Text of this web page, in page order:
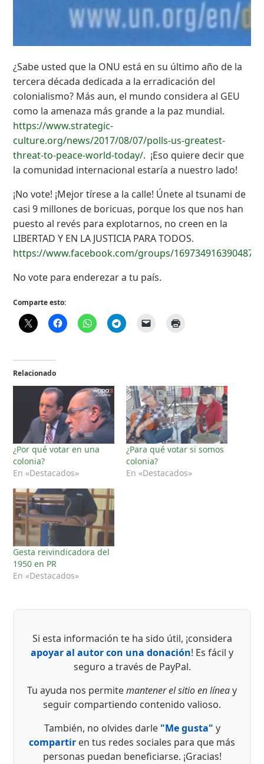
¿Sabe usted que la ONU está en su último año de la
tercera década dedicada a la erradicación del
colonialismo? Más aun, el mundo considera al GEU
como la amenaza más grande a la paz mundial.
https://www.strategic-
culture.org/news/2017/08/07/polls-us-greatest-
threat-to-peace-world-today/. ¡Eso quiere decir que
la comunidad internacional estaría a nuestro lado!
¡No vote! ¡Mejor tírese a la calle! Únete al tsunami de
casi 9 millones de boricuas, porque los que nos han
puesto al revés para explotarnos, no creen en la
LIBERTAD Y EN LA JUSTICIA PARA TODOS.
https://www.facebook.com/groups/1697349163904877/
No vote para enderezar a tu país.
Comparte esto:
Relacionado
¿Por qué votar en una
colonia?
En «Destacados»
¿Para qué votar si somos
colonia?
En «Destacados»
Gesta reivindicadora del
1950 en PR
En «Destacados»
Si esta información te ha sido útil, ¡considera
apoyar al autor con una donación! Es fácil y
seguro a través de PayPal.
Tu ayuda nos permitemantener el sitio en líneay
seguir compartiendo contenido valioso.
También, no olvides darle "Me gusta" y
compartir en tus redes sociales para que más
personas puedan beneficiarse. ¡Gracias!